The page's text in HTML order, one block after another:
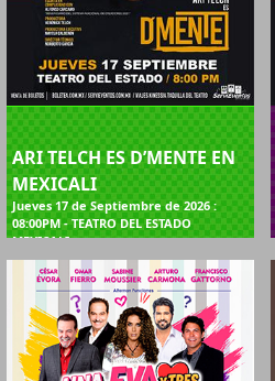
ARI TELCH ES D’MENTE EN
MEXICALI
Jueves 17 de Septiembre de 2026 :
08:00PM - TEATRO DEL ESTADO
MEXICALI